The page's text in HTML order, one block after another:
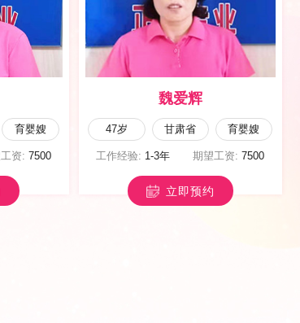
育儿嫂
资: 6000
李丽英
50岁 山西省 育儿嫂
工作经验: 1-3年 期望工资:6000
立即预约